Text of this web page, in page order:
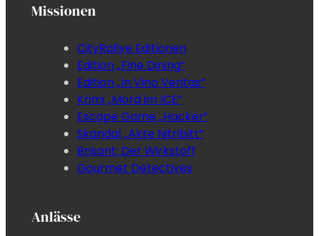
Missionen
CityRallye Editionen
Edition „Fine Dining“
Edition „In Vino Veritas“
Krimi „Mord im ICE“
Escape Game „Hacker“
Skandal „Akte Nitribitt“
Brisant: Der Wirkstoff
Gourmet Detectives
Anlässe